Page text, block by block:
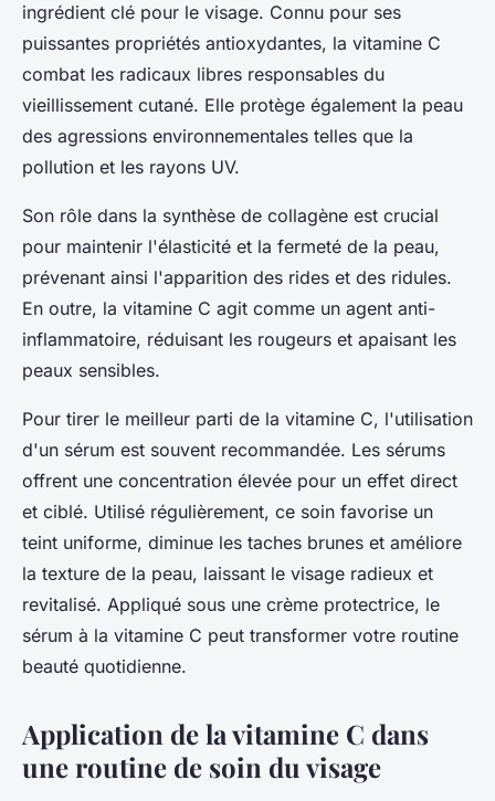
ingrédient clé pour le visage. Connu pour ses
puissantes propriétés antioxydantes, la vitamine C
combat les radicaux libres responsables du
vieillissement cutané. Elle protège également la peau
des agressions environnementales telles que la
pollution et les rayons UV.
Son rôle dans la synthèse de collagène est crucial
pour maintenir l'élasticité et la fermeté de la peau,
prévenant ainsi l'apparition des rides et des ridules.
En outre, la vitamine C agit comme un agent anti-
inflammatoire, réduisant les rougeurs et apaisant les
peaux sensibles.
Pour tirer le meilleur parti de la vitamine C, l'utilisation
d'un sérum est souvent recommandée. Les sérums
offrent une concentration élevée pour un effet direct
et ciblé. Utilisé régulièrement, ce soin favorise un
teint uniforme, diminue les taches brunes et améliore
la texture de la peau, laissant le visage radieux et
revitalisé. Appliqué sous une crème protectrice, le
sérum à la vitamine C peut transformer votre routine
beauté quotidienne.
Application de la vitamine C dans
une routine de soin du visage